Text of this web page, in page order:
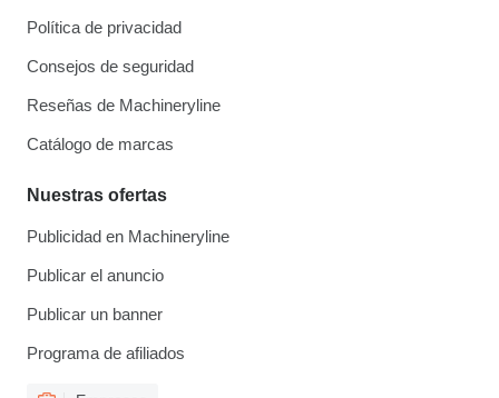
Política de privacidad
Consejos de seguridad
Reseñas de Machineryline
Catálogo de marcas
Nuestras ofertas
Publicidad en Machineryline
Publicar el anuncio
Publicar un banner
Programa de afiliados